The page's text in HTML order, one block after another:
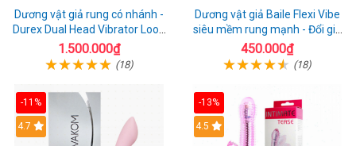
Dương vật giả rung có nhánh -
Durex Dual Head Vibrator Loop
21
1.500.000₫
(18)
Dương vật giả Baile Flexi Vibe
siêu mềm rung mạnh - Đổi gió
cuộc yêu mới
450.000₫
(18)
-11%
4.7
-13%
4.5